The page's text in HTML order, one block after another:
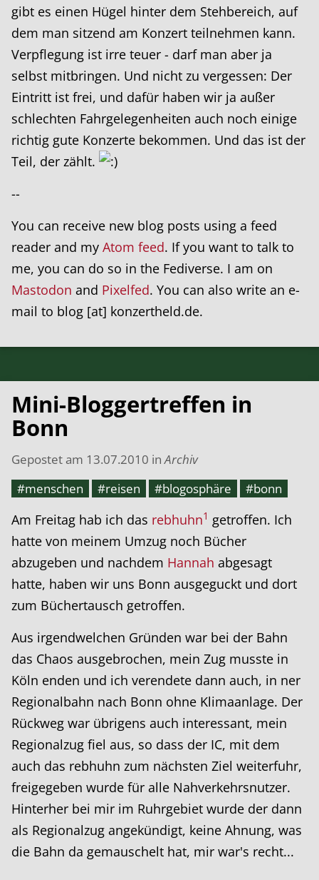
gibt es einen Hügel hinter dem Stehbereich, auf
dem man sitzend am Konzert teilnehmen kann.
Verpflegung ist irre teuer - darf man aber ja
selbst mitbringen. Und nicht zu vergessen: Der
Eintritt ist frei, und dafür haben wir ja außer
schlechten Fahrgelegenheiten auch noch einige
richtig gute Konzerte bekommen. Und das ist der
Teil, der zählt.
--
You can receive new blog posts using a feed
reader and my Atom feed. If you want to talk to
me, you can do so in the Fediverse. I am on
Mastodon and Pixelfed. You can also write an e-
mail to blog [at] konzertheld.de.
Mini-Bloggertreffen in
Bonn
Gepostet am 13.07.2010 in Archiv
#menschen
#reisen #blogosphäre
#bonn
Am Freitag hab ich das rebhuhn1 getroffen. Ich
hatte von meinem Umzug noch Bücher
abzugeben und nachdem Hannah abgesagt
hatte, haben wir uns Bonn ausgeguckt und dort
zum Büchertausch getroffen.
Aus irgendwelchen Gründen war bei der Bahn
das Chaos ausgebrochen, mein Zug musste in
Köln enden und ich verendete dann auch, in ner
Regionalbahn nach Bonn ohne Klimaanlage. Der
Rückweg war übrigens auch interessant, mein
Regionalzug fiel aus, so dass der IC, mit dem
auch das rebhuhn zum nächsten Ziel weiterfuhr,
freigegeben wurde für alle Nahverkehrsnutzer.
Hinterher bei mir im Ruhrgebiet wurde der dann
als Regionalzug angekündigt, keine Ahnung, was
die Bahn da gemauschelt hat, mir war's recht...